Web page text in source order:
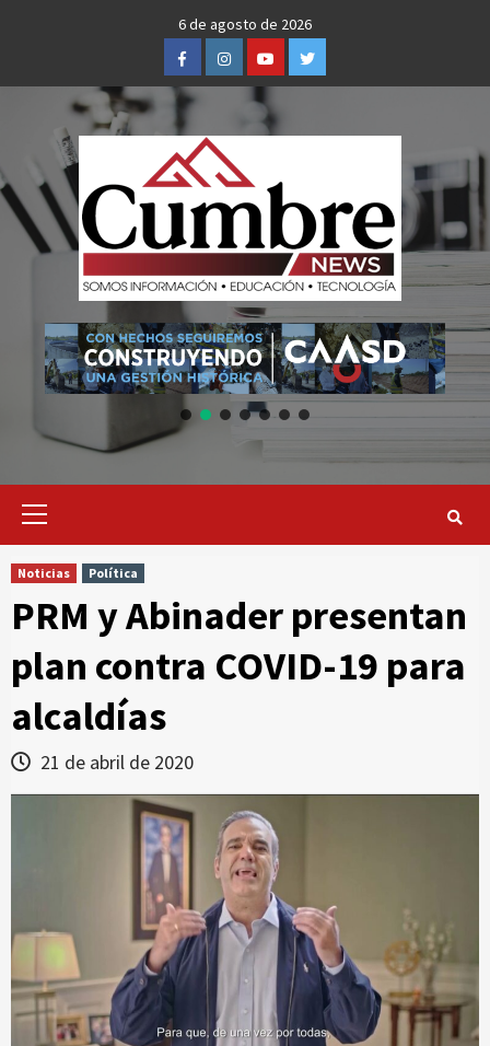
6 de agosto de 2026
FacebookInstagramYoutubeTwitter
Primary
Noticias Política
PRM y Abinader presentan
plan contra COVID-19 para
alcaldías
21 de abril de 2020